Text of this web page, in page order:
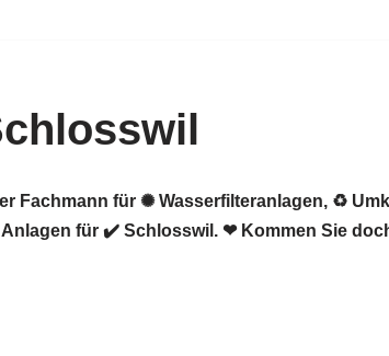
Fachmann für ✺ Wasserfilteranlagen, ♻
für ✔️ Schlosswil. ❤ Kommen Sie